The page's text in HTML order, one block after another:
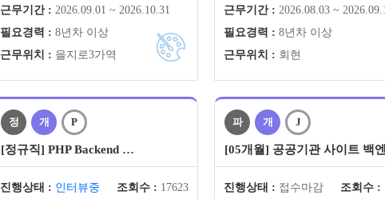
근무기간 : 2026.09.01 ~ 2026.10.31
필요경력 : 8년차 이상
근무위치 : 을지로3가역
근무기간 : 2026.08.03 ~
필요경력 : 8년차 이상
근무위치 : 회현
정 개 P
[정규직] PHP Backend …
진행상태 : 인터뷰중 조회수 : 17623
파 개 J
[05개월] 공공기관 사이트 백
진행상태 : 접수마감 조회수 :